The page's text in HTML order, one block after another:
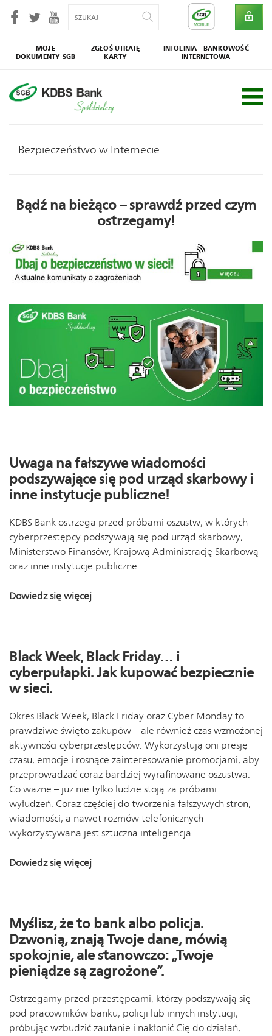
MOJE
DOKUMENTY SGB
ZGŁOŚ UTRATĘ
KARTY
INFOLINIA - BANKOWOŚĆ
INTERNETOWA
Bezpieczeństwo w Internecie
Bądź na bieżąco – sprawdź przed czym
ostrzegamy!
Uwaga na fałszywe wiadomości
podszywające się pod urząd skarbowy i
inne instytucje publiczne!
KDBS Bank ostrzega przed próbami oszustw, w których
cyberprzestępcy podszywają się pod urząd skarbowy,
Ministerstwo Finansów, Krajową Administrację Skarbową
oraz inne instytucje publiczne.
Dowiedz się więcej
Black Week, Black Friday… i
cyberpułapki. Jak kupować bezpiecznie
w sieci.
Okres Black Week, Black Friday oraz Cyber Monday to
prawdziwe święto zakupów – ale również czas wzmożonej
aktywności cyberprzestępców. Wykorzystują oni presję
czasu, emocje i rosnące zainteresowanie promocjami, aby
przeprowadzać coraz bardziej wyrafinowane oszustwa.
Co ważne – już nie tylko ludzie stoją za próbami
wyłudzeń. Coraz częściej do tworzenia fałszywych stron,
wiadomości, a nawet rozmów telefonicznych
wykorzystywana jest sztuczna inteligencja.
Dowiedz się więcej
Myślisz, że to bank albo policja.
Dzwonią, znają Twoje dane, mówią
spokojnie, ale stanowczo: „Twoje
pieniądze są zagrożone”.
Ostrzegamy przed przestępcami, którzy podszywają się
pod pracowników banku, policji lub innych instytucji,
próbując wzbudzić zaufanie i nakłonić Cię do działań,